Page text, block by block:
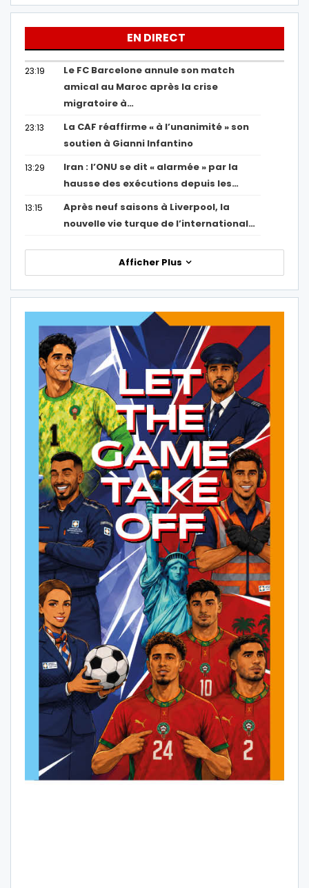
EN DIRECT
23:19
Le FC Barcelone annule son match
amical au Maroc après la crise
migratoire à…
23:13
La CAF réaffirme « à l’unanimité » son
soutien à Gianni Infantino
13:29
Iran : l’ONU se dit « alarmée » par la
hausse des exécutions depuis les…
13:15
Après neuf saisons à Liverpool, la
nouvelle vie turque de l’international…
Afficher Plus